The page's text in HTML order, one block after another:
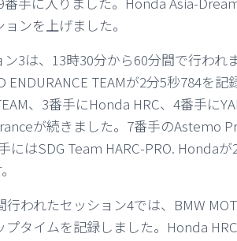
ンを上げました。
3は、13時30分から60分間で行われ
ENDURANCE TEAMが2分5秒784を
、3番手にHonda HRC、4番手に
が続きました。7番手のAstemo
にはSDG Team HARC-PRO. Honda
われたセッション4では、BMW
タイムを記録しました。Honda